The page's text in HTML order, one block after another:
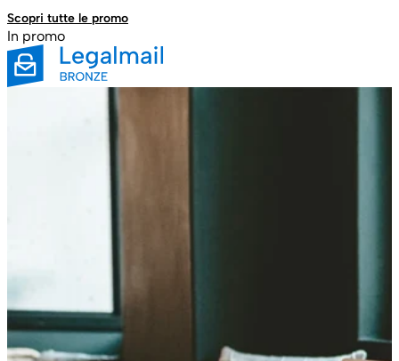
Scopri tutte le promo
In promo